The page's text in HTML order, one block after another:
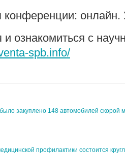
онлайн.
и ознакомиться с
spb.info/
закуплено 148 автомобилей
профилактики состоится